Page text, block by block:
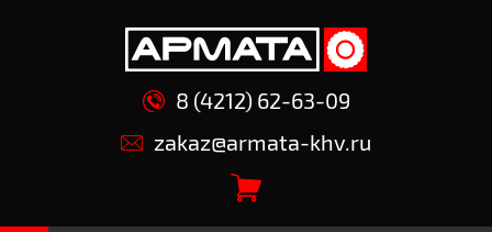
8 (4212) 62-63-09
zakaz@armata-khv.ru